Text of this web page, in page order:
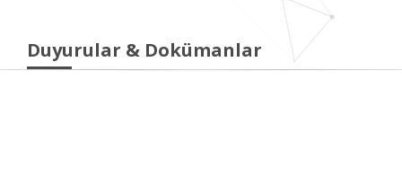
Duyurular & Dokümanlar